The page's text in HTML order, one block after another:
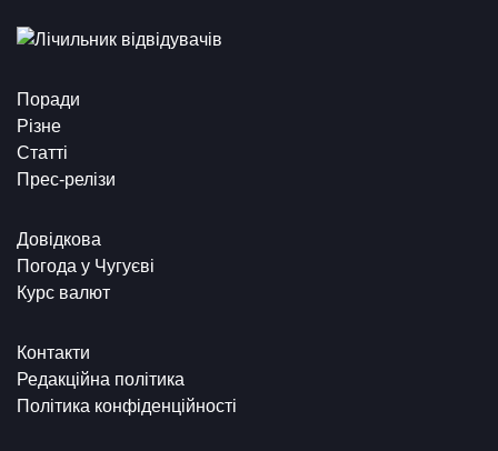
Поради
Різне
Статті
Прес-релізи
Довідкова
Погода у Чугуєві
Курс валют
Контакти
Редакційна політика
Політика конфіденційності